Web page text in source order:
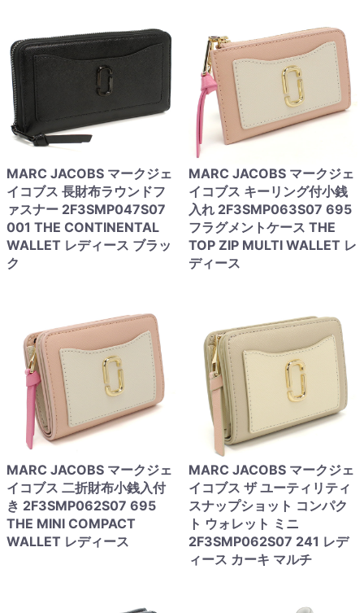
MARC JACOBS マークジェ
イコブス 長財布ラウンドフ
ァスナー 2F3SMP047S07
001 THE CONTINENTAL
WALLET レディース ブラッ
ク
MARC JACOBS マークジェ
イコブス キーリング付小銭
入れ 2F3SMP063S07 695
フラグメントケース THE
TOP ZIP MULTI WALLET レ
ディース
MARC JACOBS マークジェ
イコブス 二折財布小銭入付
き 2F3SMP062S07 695
THE MINI COMPACT
WALLET レディース
MARC JACOBS マークジェ
イコブス ザ ユーティリティ
スナップショット コンパク
ト ウォレット ミニ
2F3SMP062S07 241 レデ
ィース カーキ マルチ